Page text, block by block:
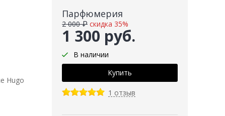
Парфюмерия
1 300 руб.
2 000 ₽ скидка 35%
В наличии
1 отзыв
Hugo